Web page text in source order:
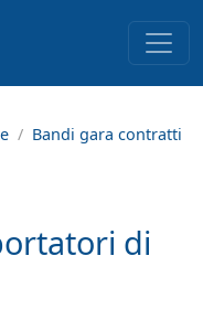
Bandi gara contratti
di